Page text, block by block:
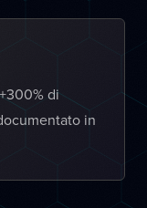
di
in